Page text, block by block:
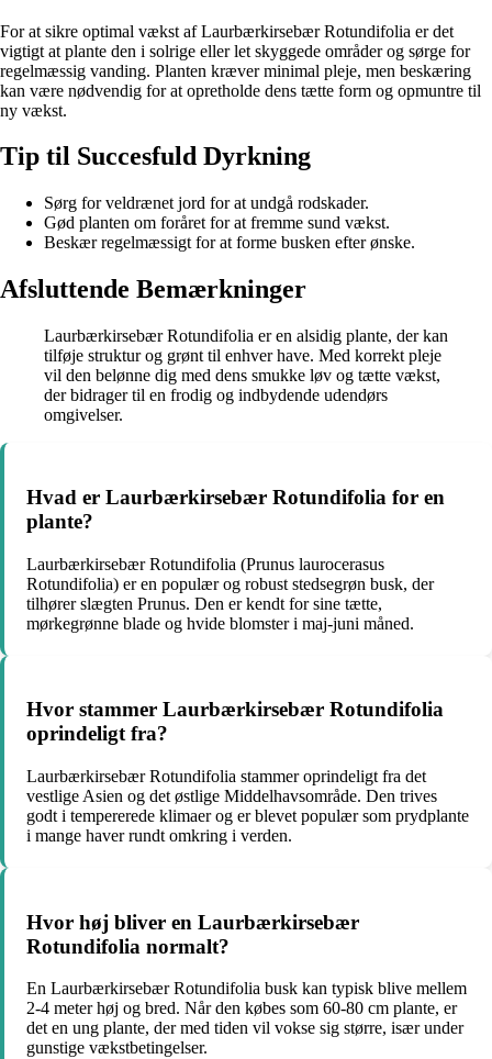
For at sikre optimal vækst af Laurbærkirsebær Rotundifolia er det
vigtigt at plante den i solrige eller let skyggede områder og sørge for
regelmæssig vanding. Planten kræver minimal pleje, men beskæring
kan være nødvendig for at opretholde dens tætte form og opmuntre til
ny vækst.
Tip til Succesfuld Dyrkning
Sørg for veldrænet jord for at undgå rodskader.
Gød planten om foråret for at fremme sund vækst.
Beskær regelmæssigt for at forme busken efter ønske.
Afsluttende Bemærkninger
Laurbærkirsebær Rotundifolia er en alsidig plante, der kan
tilføje struktur og grønt til enhver have. Med korrekt pleje
vil den belønne dig med dens smukke løv og tætte vækst,
der bidrager til en frodig og indbydende udendørs
omgivelser.
Hvad er Laurbærkirsebær Rotundifolia for en
plante?
Laurbærkirsebær Rotundifolia (Prunus laurocerasus
Rotundifolia) er en populær og robust stedsegrøn busk, der
tilhører slægten Prunus. Den er kendt for sine tætte,
mørkegrønne blade og hvide blomster i maj-juni måned.
Hvor stammer Laurbærkirsebær Rotundifolia
oprindeligt fra?
Laurbærkirsebær Rotundifolia stammer oprindeligt fra det
vestlige Asien og det østlige Middelhavsområde. Den trives
godt i tempererede klimaer og er blevet populær som prydplante
i mange haver rundt omkring i verden.
Hvor høj bliver en Laurbærkirsebær
Rotundifolia normalt?
En Laurbærkirsebær Rotundifolia busk kan typisk blive mellem
2-4 meter høj og bred. Når den købes som 60-80 cm plante, er
det en ung plante, der med tiden vil vokse sig større, især under
gunstige vækstbetingelser.